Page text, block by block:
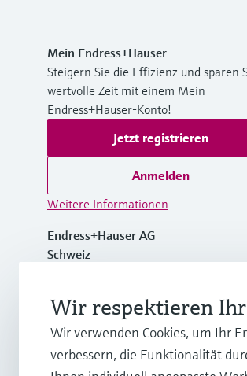
Mein Endress+Hauser
Steigern Sie die Effizienz und sparen
wertvolle Zeit mit einem Mein
Endress+Hauser-Konto!
Jetzt registrieren
Anmelden
Weitere Informationen
Endress+Hauser AG
Schweiz
+41 61 715 7700
Wir respektieren
Wir verwenden Cookies, um Ihr
verbessern, die Funktionalität